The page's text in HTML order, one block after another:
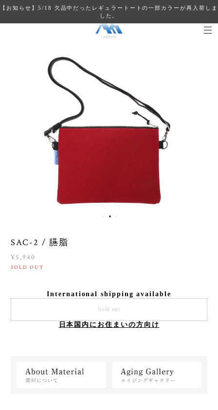
【お知らせ】5/18 欠品中だったレギュラートートの一部カラーが再入荷しま
した。
SAC-2 / 臙脂
¥5,940
SOLD OUT
International shipping available
Sold out
日本国内にお住まいの方向け